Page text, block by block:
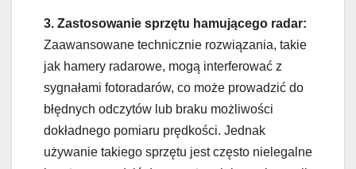
3. Zastosowanie sprzętu hamującego radar:
Zaawansowane technicznie rozwiązania, takie
jak hamery radarowe, mogą interferować z
sygnałami fotoradarów, co może prowadzić do
błędnych odczytów lub braku możliwości
dokładnego pomiaru prędkości. Jednak
używanie takiego sprzętu jest często nielegalne